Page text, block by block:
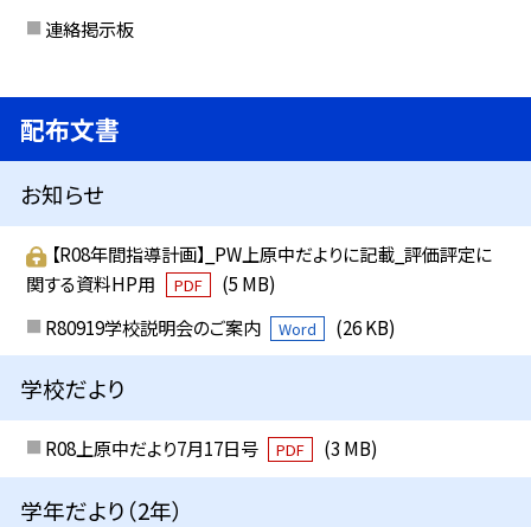
連絡掲示板
配布文書
お知らせ
【R08年間指導計画】_PW上原中だよりに記載_評価評定に
関する資料HP用
PDF
(5 MB)
R80919学校説明会のご案内
Word (26 KB)
学校だより
R08上原中だより7月17日号 PDF (3 MB)
学年だより（2年）